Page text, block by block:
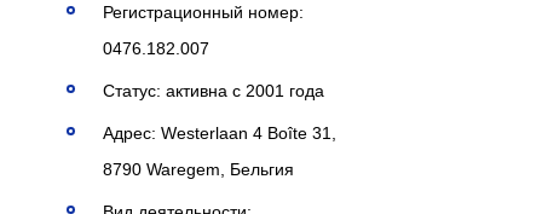
Регистрационный номер:
0476.182.007
Статус: активна с 2001 года
Адрес: Westerlaan 4 Boîte 31,
8790 Waregem, Бельгия